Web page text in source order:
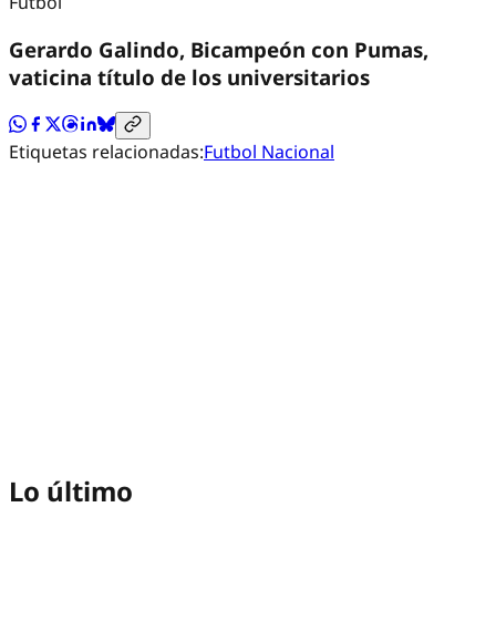
Gerardo Galindo, Bicampeón con Pumas,
vaticina título de los universitarios
Etiquetas relacionadas:Futbol Nacional
Lo último